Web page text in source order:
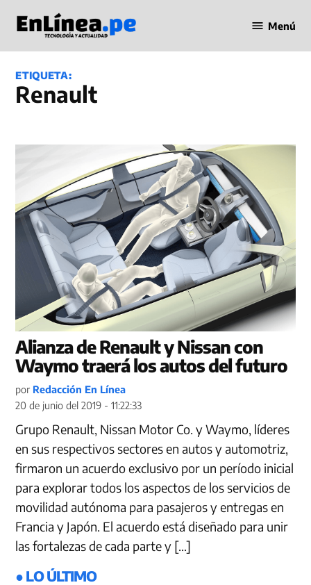
contenido
en Línea
Menú
ETIQUETA:
Renault
Alianza de Renault y Nissan con
Waymo traerá los autos del futuro
por Redacción En Línea
20 de junio del 2019 - 11:22:33
Grupo Renault, Nissan Motor Co. y Waymo, líderes
en sus respectivos sectores en autos y automotriz,
firmaron un acuerdo exclusivo por un período inicial
para explorar todos los aspectos de los servicios de
movilidad autónoma para pasajeros y entregas en
Francia y Japón. El acuerdo está diseñado para unir
las fortalezas de cada parte y […]
● LO ÚLTIMO